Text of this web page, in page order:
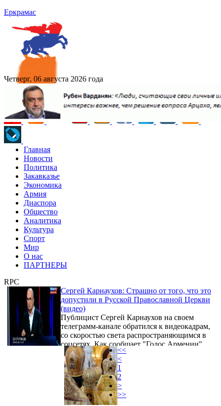
Еркрамас
Четверг, 06 августа 2026 года
Главная
Новости
Политика
Закавказье
Экономика
Армия
Диаспора
Общество
Аналитика
Культура
Спорт
Мир
О нас
ПАРТНЕРЫ
RPC
Сергей Карнаухов: Страшно от того, что это
допустили в Русской Православной Церкви
(видео)
Публицист Сергей Карнаухов на своем
телеграмм-канале обратился к видеокадрам,
со скоростью света распространяющимся в
соцсетях. Как сообщает "Голос Армении",
на них заснята служба в русской церкви в
Баку, в ходе которой священник восхваляет
Ильхама Алиева, называя его
«победоносным верховным
главнокомандующим».
<<
<
1
2
>
>>